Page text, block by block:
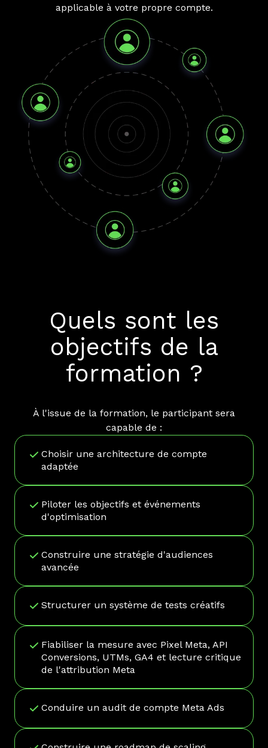
applicable à votre propre compte.
Quels sont les
objectifs de la
formation ?
À l'issue de la formation, le participant sera
capable de :
Choisir une architecture de compte
adaptée
Piloter les objectifs et événements
d'optimisation
Construire une stratégie d'audiences
avancée
Structurer un système de tests créatifs
Fiabiliser la mesure avec Pixel Meta, API
Conversions, UTMs, GA4 et lecture critique
de l'attribution Meta
Conduire un audit de compte Meta Ads